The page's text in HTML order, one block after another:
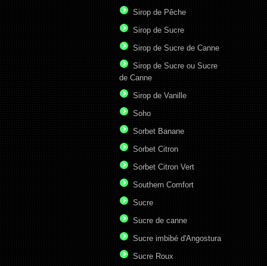
Sirop de Pêche
Sirop de Sucre
Sirop de Sucre de Canne
Sirop de Sucre ou Sucre
de Canne
Sirop de Vanille
Soho
Sorbet Banane
Sorbet Citron
Sorbet Citron Vert
Southern Comfort
Sucre
Sucre de canne
Sucre imbibé d'Angostura
Sucre Roux